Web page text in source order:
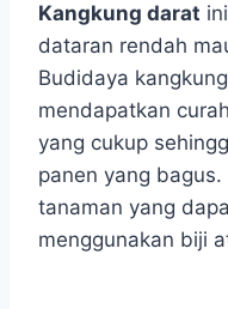
Kangkung darat
dataran rendah
Budidaya
mendapatkan
yang cukup
panen yang
tanaman yang
menggunakan biji